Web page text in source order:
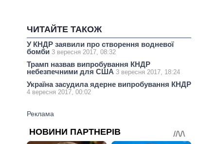
ЧИТАЙТЕ ТАКОЖ
У КНДР заявили про створення водневої
бомби 3 вересня 2017, 08:32
Трамп назвав випробування КНДР
небезпечними для США 3 вересня 2017, 18:24
Україна засудила ядерне випробування КНДР
4 вересня 2017, 00:02